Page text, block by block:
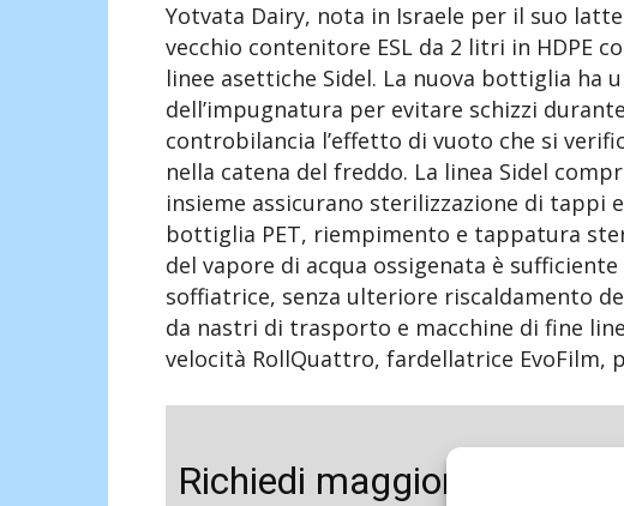
Yotvata Dairy, nota in Israele per il suo
vecchio contenitore ESL da 2 litri in HDPE
linee asettiche Sidel. La nuova bottiglia ha
dell’impugnatura per evitare schizzi
controbilancia l’effetto di vuoto che si
nella catena del freddo. La linea Sidel
insieme assicurano sterilizzazione di tappi
bottiglia PET, riempimento e tappatura
del vapore di acqua ossigenata è
soffiatrice, senza ulteriore riscaldamento
da nastri di trasporto e macchine di fine
velocità RollQuattro, fardellatrice EvoFilm,
Richiedi maggiori